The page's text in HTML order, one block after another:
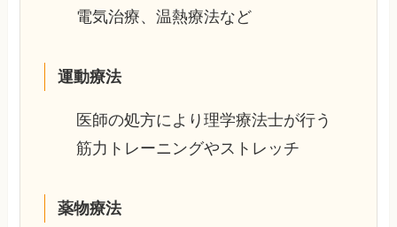
電気治療、温熱療法など
運動療法
医師の処方により理学療法士が行う
筋力トレーニングやストレッチ
薬物療法